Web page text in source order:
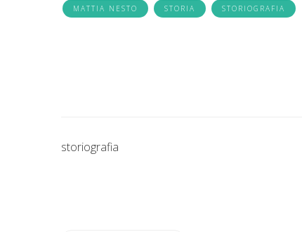
MATTIA NESTO
STORIA STORIOGRAFIA
storiografia